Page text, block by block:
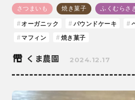
さつまいも 焼き菓子 ふくむらさ
オーガニック パウンドケーキ
マフィン
焼き菓子
くま農園 2024.12.17